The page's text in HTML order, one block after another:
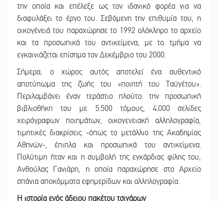
την οποία και επέλεξε ως τον ιδανικό φορέα για να
διαφυλάξει το έργο του. Σεβόμενη την επιθυμία του, η
οικογένειά του παραχώρησε το 1992 ολόκληρο το αρχείο
και τα προσωπικά του αντικείμενα, με το τμήμα να
εγκαινιάζεται επίσημα τον Δεκέμβριο του 2000.
Σήμερα, ο χώρος αυτός αποτελεί ένα αυθεντικό
αποτύπωμα της ζωής του «ποιητή του Ταϋγέτου».
Περιλαμβάνει έναν τεράστιο πλούτο: την προσωπική
βιβλιοθήκη του με 5.500 τόμους, 4.000 σελίδες
χειρόγραφων ποιημάτων, οικογενειακή αλληλογραφία,
τιμητικές διακρίσεις -όπως το μετάλλιο της Ακαδημίας
Αθηνών-, έπιπλα και προσωπικά του αντικείμενα.
Πολύτιμη ήταν και η συμβολή της εγκάρδιας φίλης του,
Ανθούλας Γανιάρη, η οποία παραχώρησε στο Αρχείο
σπάνια αποκόμματα εφημερίδων και αλληλογραφία.
Η ιστορία ενός άδειου πακέτου τσιγάρων